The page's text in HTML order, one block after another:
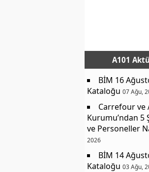
A101
BİM 16
Kataloğu 07 Ağu,
Carrefour ve
Kurumu’ndan 5
ve Personeller
2026
BİM 14
Kataloğu 03 Ağu,